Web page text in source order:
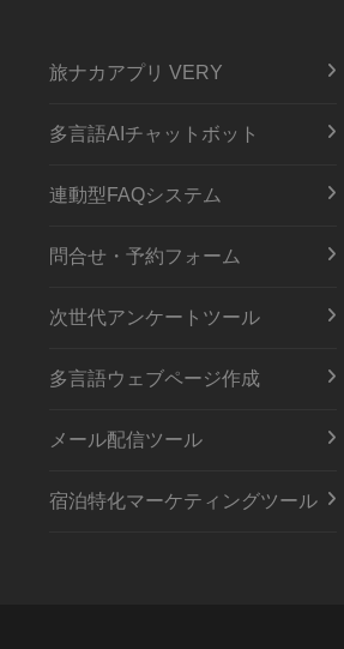
旅ナカアプリ VERY
多言語AIチャットボット
連動型FAQシステム
問合せ・予約フォーム
次世代アンケートツール
多言語ウェブページ作成
メール配信ツール
宿泊特化マーケティングツール